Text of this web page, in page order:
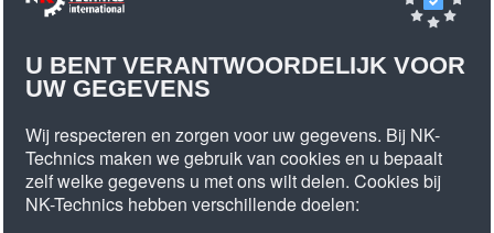
PU Tandriem SFAT20
U BENT VERANTWOORDELIJK VOOR
UW GEGEVENS
Wij respecteren en zorgen voor uw gegevens. Bij NK-
Technics maken we gebruik van cookies en u bepaalt
zelf welke gegevens u met ons wilt delen. Cookies bij
NK-Technics hebben verschillende doelen: